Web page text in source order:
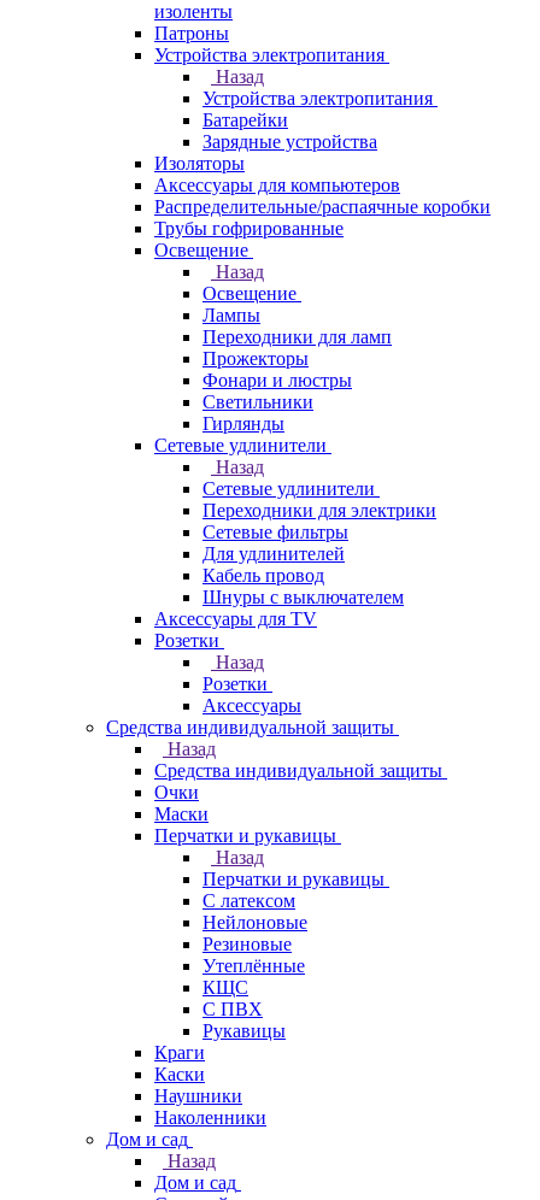
изоленты
Патроны
Устройства электропитания
Назад
Устройства электропитания
Батарейки
Зарядные устройства
Изоляторы
Аксессуары для компьютеров
Распределительные/распаячные коробки
Трубы гофрированные
Освещение
Назад
Освещение
Лампы
Переходники для ламп
Прожекторы
Фонари и люстры
Светильники
Гирлянды
Сетевые удлинители
Назад
Сетевые удлинители
Переходники для электрики
Сетевые фильтры
Для удлинителей
Кабель провод
Шнуры с выключателем
Аксессуары для TV
Розетки
Назад
Розетки
Аксессуары
Средства индивидуальной защиты
Назад
Средства индивидуальной защиты
Очки
Маски
Перчатки и рукавицы
Назад
Перчатки и рукавицы
С латексом
Нейлоновые
Резиновые
Утеплённые
КЩС
С ПВХ
Рукавицы
Краги
Каски
Наушники
Наколенники
Дом и сад
Назад
Дом и сад